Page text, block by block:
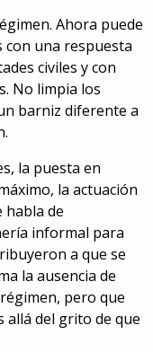
Ahora puede
una respuesta
civiles y con
No limpia los
barniz diferente a
la puesta en
la actuación
habla de
informal para
a que se
la ausencia de
pero que
allá del grito de que